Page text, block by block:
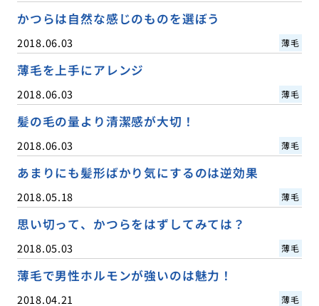
かつらは自然な感じのものを選ぼう
2018.06.03 薄毛
薄毛を上手にアレンジ
2018.06.03 薄毛
髪の毛の量より清潔感が大切！
2018.06.03 薄毛
あまりにも髪形ばかり気にするのは逆効果
2018.05.18 薄毛
思い切って、かつらをはずしてみては？
2018.05.03 薄毛
薄毛で男性ホルモンが強いのは魅力！
2018.04.21 薄毛